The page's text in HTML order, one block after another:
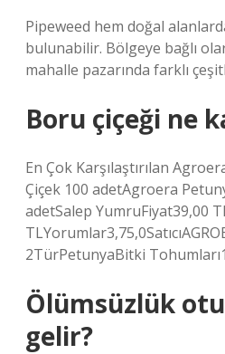
Pipeweed hem doğal
bulunabilir. Bölgeye bağlı
mahalle pazarında farklı
Boru çiçeği ne
En Çok Karşılaştırılan
Çiçek 100 adetAgroera
adetSalep YumruFiyat39,00
2TürPetunyaBitki
Ölümsüzlük
gelir?